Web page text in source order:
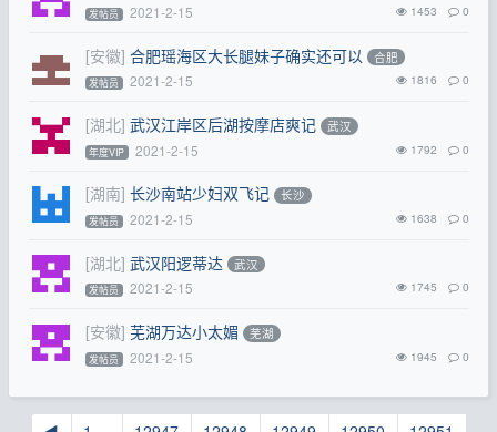
发帖员 2021-2-15 1453 0
[安徽] 合肥瑶海区大长腿妹子确实还可以 合肥
发帖员 2021-2-15 1816 0
[湖北] 武汉江岸区后湖按摩店爽记 武汉
年度VIP 2021-2-15 1792 0
[湖南] 长沙南站少妇双飞记 长沙
发帖员 2021-2-15 1638 0
[湖北] 武汉阳逻蒂达 武汉
发帖员 2021-2-15 1745 0
[安徽] 芜湖万达小太媚 芜湖
发帖员 2021-2-15 1945 0